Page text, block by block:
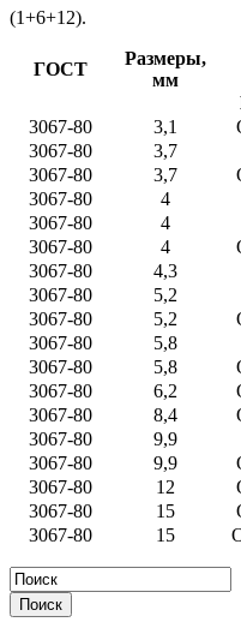
(1+6+12).
ГОСТ
Размеры,
мм
3067-80
3,1
3067-80
3,7
3067-80
3,7
3067-80
4
3067-80
4
3067-80
4
3067-80
4,3
3067-80
5,2
3067-80
5,2
3067-80
5,8
3067-80
5,8
3067-80
6,2
3067-80
8,4
3067-80
9,9
3067-80
9,9
3067-80
12
3067-80
15
3067-80
15
Поиск